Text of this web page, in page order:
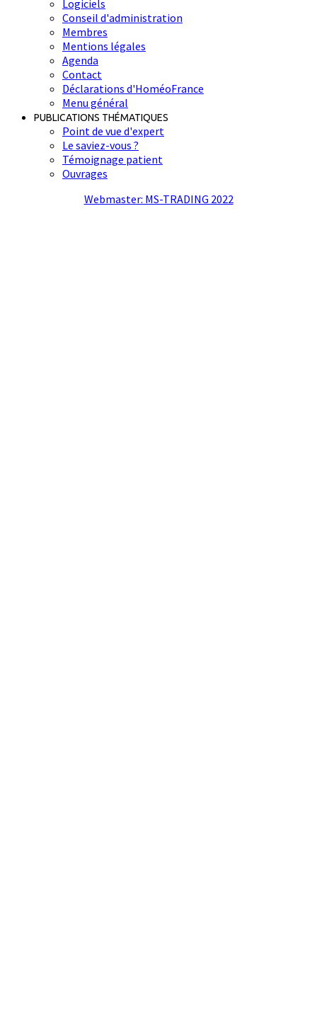
Logiciels
Conseil d'administration
Membres
Mentions légales
Agenda
Contact
Déclarations d'HoméoFrance
Menu général
PUBLICATIONS THÉMATIQUES
Point de vue d'expert
Le saviez-vous ?
Témoignage patient
Ouvrages
Webmaster: MS-TRADING 2022